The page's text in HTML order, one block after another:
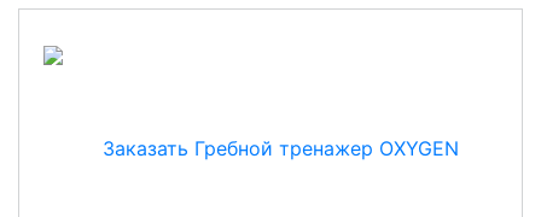
Гребной тренажер X-Trend LA-4201i